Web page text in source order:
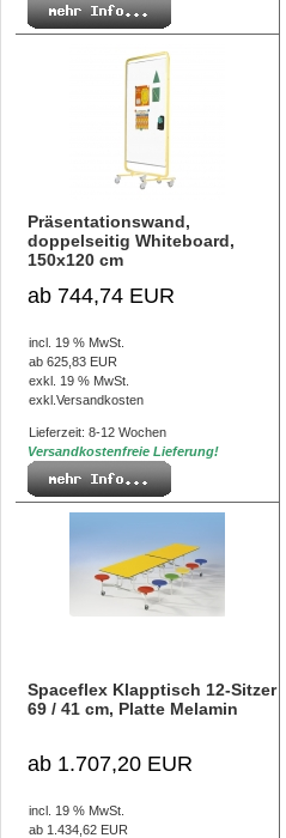
Präsentationswand,
doppelseitig Whiteboard,
150x120 cm
ab 744,74 EUR
incl. 19 % MwSt.
ab 625,83 EUR
exkl. 19 % MwSt.
exkl. Versandkosten
Lieferzeit: 8-12 Wochen
Versandkostenfreie Lieferung!
Spaceflex Klapptisch 12-Sitzer
69 / 41 cm, Platte Melamin
ab 1.707,20 EUR
incl. 19 % MwSt.
ab 1.434,62 EUR